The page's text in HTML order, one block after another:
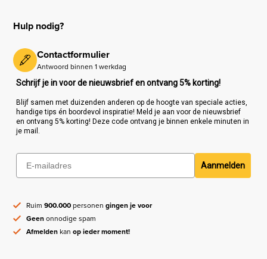
Hulp nodig?
Contactformulier
Antwoord binnen 1 werkdag
Schrijf je in voor de nieuwsbrief en ontvang 5% korting!
Blijf samen met duizenden anderen op de hoogte van speciale acties,
handige tips én boordevol inspiratie! Meld je aan voor de nieuwsbrief
en ontvang 5% korting! Deze code ontvang je binnen enkele minuten in
je mail.
Aanmelden
Ruim900.000personengingen je voor
Geenonnodige spam
Afmeldenkanop ieder moment!